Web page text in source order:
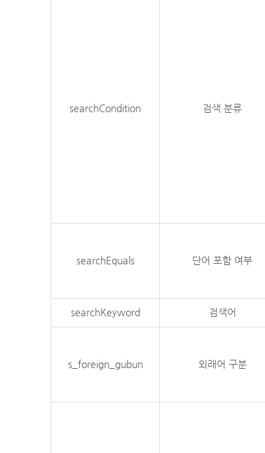
searchCondition 검색 분류
searchEquals 단어 포함 여부
searchKeyword 검색어
s_foreign_gubun 외래어 구분